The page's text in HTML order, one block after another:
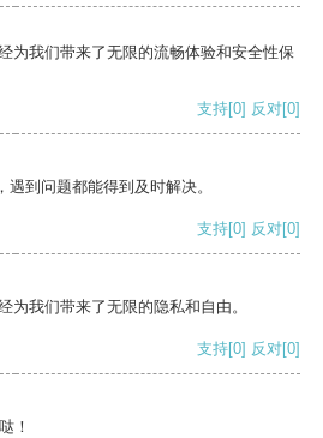
为我们带来了无限的流畅体验和安全性保
支持[0] 反对[0]
到问题都能得到及时解决。
支持[0] 反对[0]
为我们带来了无限的隐私和自由。
支持[0] 反对[0]
！